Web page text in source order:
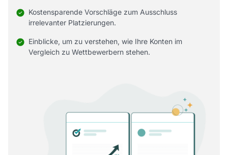
Kostensparende Vorschläge zum Ausschluss
irrelevanter Platzierungen.
Einblicke, um zu verstehen, wie Ihre Konten im
Vergleich zu Wettbewerbern stehen.